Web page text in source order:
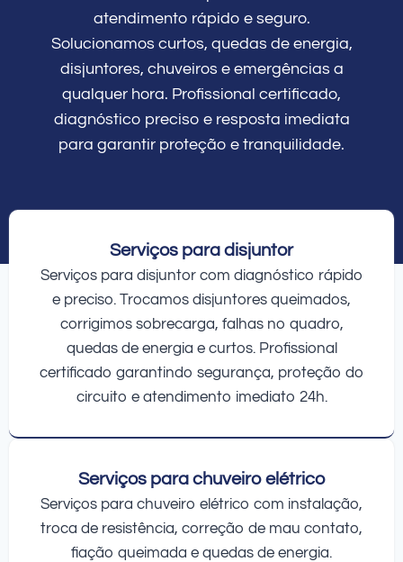
atendimento rápido e seguro.
Solucionamos curtos, quedas de energia,
disjuntores, chuveiros e emergências a
qualquer hora. Profissional certificado,
diagnóstico preciso e resposta imediata
para garantir proteção e tranquilidade.
Serviços para disjuntor
Serviços para disjuntor com diagnóstico rápido
e preciso. Trocamos disjuntores queimados,
corrigimos sobrecarga, falhas no quadro,
quedas de energia e curtos. Profissional
certificado garantindo segurança, proteção do
circuito e atendimento imediato 24h.
Serviços para chuveiro elétrico
Serviços para chuveiro elétrico com instalação,
troca de resistência, correção de mau contato,
fiação queimada e quedas de energia.